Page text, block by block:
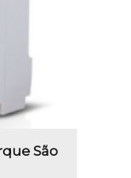
São